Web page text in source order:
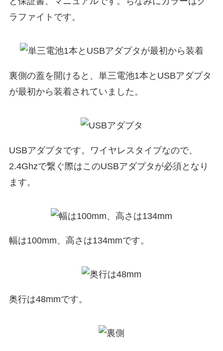
ラファイトです。
裏側の蓋を開けると、単三電池1本とUSBアダプタ
が最初から装着されていました。
USBアダプタです。ワイヤレスタイプなので、
2.4Ghzで繋ぐ際はこのUSBアダプタが必須となり
ます。
幅は100mm、高さは134mmです。
奥行は48mmです。